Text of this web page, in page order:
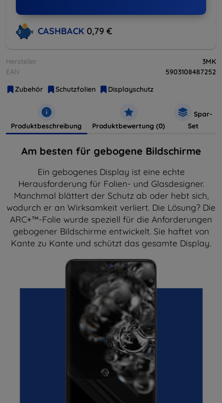
CASHBACK 0,79 €
Hersteller
3MK
EAN
5903108487252
Zubehör
Schutzfolien Displayschutz
Produktbeschreibung Produktbewertung (0)
Spar-
Set
Am besten für gebogene Bildschirme
Ein gebogenes Display ist eine echte
Herausforderung für Folien- und Glasdesigner.
Manchmal blättert der Schutz ab oder hebt sich,
wodurch er an Wirksamkeit verliert. Die Lösung? Die
ARC+™-Folie wurde speziell für die Anforderungen
gebogener Bildschirme entwickelt. Sie haftet von
Kante zu Kante und schützt das gesamte Display.